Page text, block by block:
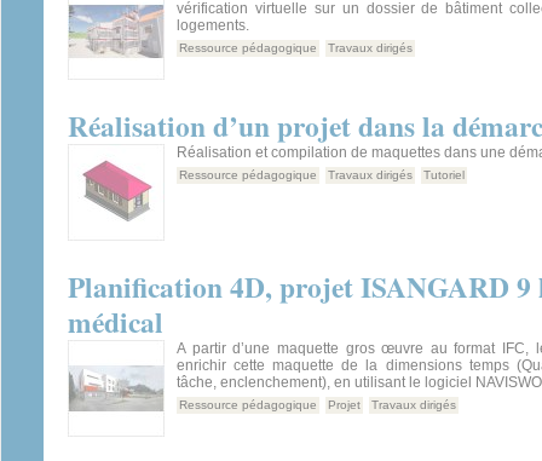
vérification virtuelle sur un dossier de bâtiment
logements.
Ressource pédagogique Travaux dirigés
Réalisation d’un projet dans la
Réalisation et compilation de maquettes dans une
Ressource pédagogique Travaux dirigés Tutoriel
Planification 4D, projet ISANGARD 9
médical
A partir d’une maquette gros œuvre au format IFC,
enrichir cette maquette de la dimensions temps
tâche, enclenchement), en utilisant le logiciel
Ressource pédagogique Projet Travaux dirigés